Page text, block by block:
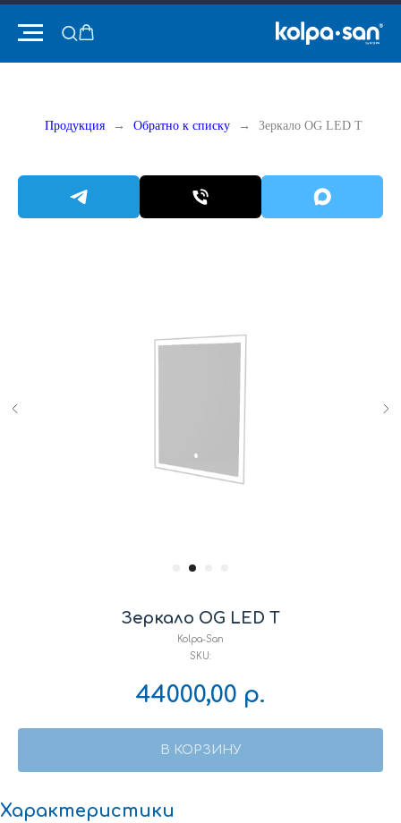
Продукция Обратно к списку Зеркало OG LED T
Зеркало OG LED T
Kolpa-San
SKU:
44000,00 р.
В КОРЗИНУ
Характеристики